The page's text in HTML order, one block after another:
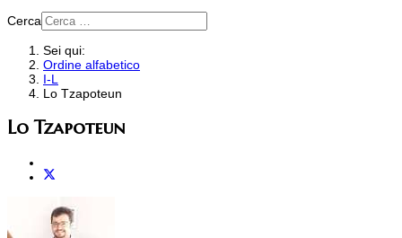
Cerca
Sei qui:
Ordine alfabetico
I-L
Lo Tzapoteun
Lo Tzapoteun